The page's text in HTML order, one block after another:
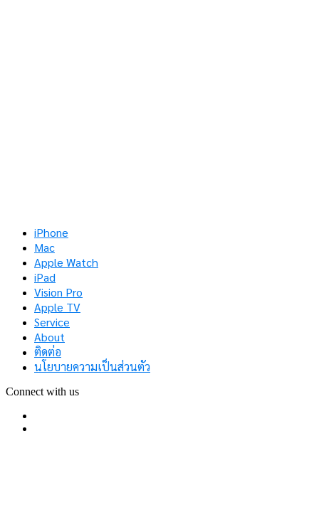
iPhone
Mac
Apple Watch
iPad
Vision Pro
Apple TV
Service
About
ติดต่อ
นโยบายความเป็นส่วนตัว
Connect with us